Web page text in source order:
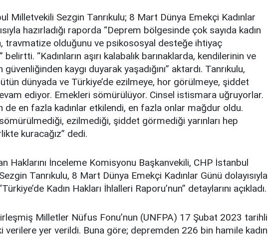
Milletvekili Sezgin Tanrıkulu; 8 Mart Dünya Emekçi Kadınlar
hazırladığı raporda “Deprem bölgesinde çok sayıda kadın
travmatize olduğunu ve psikososyal desteğe ihtiyaç
belirtti. “Kadınların aşırı kalabalık barınaklarda, kendilerinin ve
güvenliğinden kaygı duyarak yaşadığını” aktardı. Tanrıkulu,
dünyada ve Türkiye’de ezilmeye, hor görülmeye, şiddet
ediyor. Emekleri sömürülüyor. Cinsel istismara uğruyorlar.
de en fazla kadınlar etkilendi, en fazla onlar mağdur oldu.
sömürülmediği, ezilmediği, şiddet görmediği yarınları hep
kuracağız” dedi.
Haklarını İnceleme Komisyonu Başkanvekili, CHP İstanbul
Tanrıkulu, 8 Mart Dünya Emekçi Kadınlar Günü dolayısıyla
Kadın Hakları İhlalleri Raporu’nun” detaylarını açıkladı.
Milletler Nüfus Fonu’nun (UNFPA) 17 Şubat 2023 tarihli
verilere yer verildi. Buna göre; depremden 226 bin hamile kadın